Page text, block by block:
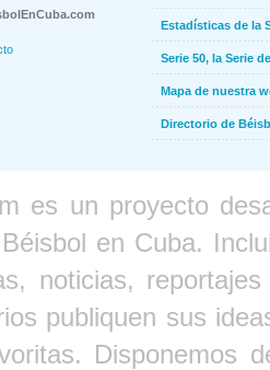
Estadísticas de la
Serie 50, la Serie
Mapa de nuestra
Directorio de
es un proyecto
en Cuba.
noticias,
publiquen sus
Disponemos